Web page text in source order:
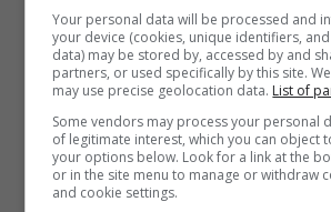
Your personal data will be processed and
your device (cookies, unique identifiers,
data) may be stored by, accessed by and
partners, or used specifically by this site.
may use precise geolocation data. List of
Some vendors may process your personal
of legitimate interest, which you can object
your options below. Look for a link at the
or in the site menu to manage or withdraw
and cookie settings.